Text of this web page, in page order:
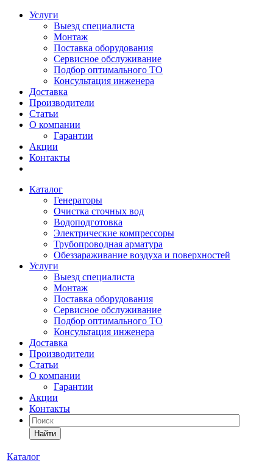
Услуги
Выезд специалиста
Монтаж
Поставка оборудования
Сервисное обслуживание
Подбор оптимального ТО
Консультация инженера
Доставка
Производители
Статьи
О компании
Гарантии
Акции
Контакты
Каталог
Генераторы
Очистка сточных вод
Водоподготовка
Электрические компрессоры
Трубопроводная арматура
Обеззараживание воздуха и поверхностей
Услуги
Выезд специалиста
Монтаж
Поставка оборудования
Сервисное обслуживание
Подбор оптимального ТО
Консультация инженера
Доставка
Производители
Статьи
О компании
Гарантии
Акции
Контакты
Найти
Каталог